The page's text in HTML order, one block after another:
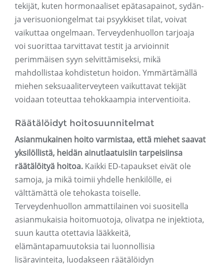
tekijät, kuten hormonaaliset epätasapainot, sydän-
ja verisuoniongelmat tai psyykkiset tilat, voivat
vaikuttaa ongelmaan. Terveydenhuollon tarjoaja
voi suorittaa tarvittavat testit ja arvioinnit
perimmäisen syyn selvittämiseksi, mikä
mahdollistaa kohdistetun hoidon. Ymmärtämällä
miehen seksuaaliterveyteen vaikuttavat tekijät
voidaan toteuttaa tehokkaampia interventioita.
Räätälöidyt hoitosuunnitelmat
Asianmukainen hoito varmistaa, että miehet saavat
yksilöllistä, heidän ainutlaatuisiin tarpeisiinsa
räätälöityä hoitoa. Kaikki ED-tapaukset eivät ole
samoja, ja mikä toimii yhdelle henkilölle, ei
välttämättä ole tehokasta toiselle.
Terveydenhuollon ammattilainen voi suositella
asianmukaisia ​​hoitomuotoja, olivatpa ne injektiota,
suun kautta otettavia lääkkeitä,
elämäntapamuutoksia tai luonnollisia
lisäravinteita, luodakseen räätälöidyn